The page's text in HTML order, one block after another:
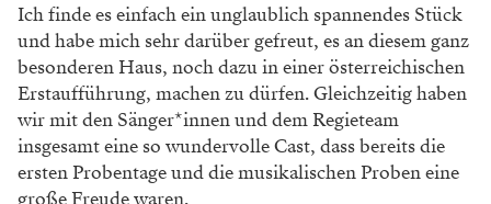
Ich finde es einfach ein unglaublich spannendes Stück
und habe mich sehr darüber gefreut, es an diesem ganz
besonderen Haus, noch dazu in einer österreichischen
Erstaufführung, machen zu dürfen. Gleichzeitig haben
wir mit den Sänger*innen und dem Regieteam
insgesamt eine so wundervolle Cast, dass bereits die
ersten Probentage und die musikalischen Proben eine
große Freude waren.